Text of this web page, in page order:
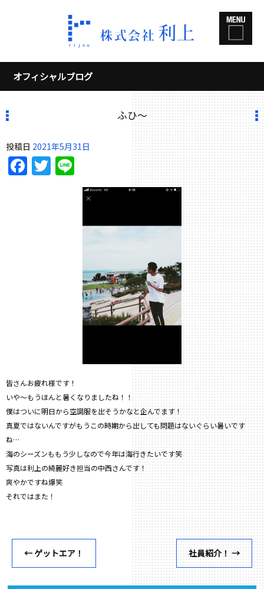
オフィシャルブログ
ふひ〜
投稿日 2021年5月31日
Facebook
Twitter
皆さんお疲れ様です！
いや〜もうほんと暑くなりましたね！！
僕はついに明日から空調服を出そうかなと企んでます！
真夏ではないんですがもうこの時期から出しても問題はないぐらい暑いです
ね…
海のシーズンももう少しなので今年は海行きたいです笑
写真は利上の綺麗好き担当の中西さんです！
爽やかですね爆笑
それではまた！
← ゲットエア！ 社員紹介！ →